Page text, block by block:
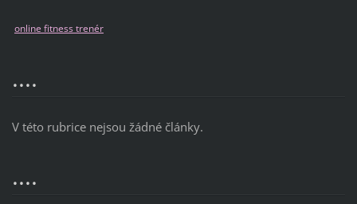
online fitness trenér
....
V této rubrice nejsou žádné články.
....